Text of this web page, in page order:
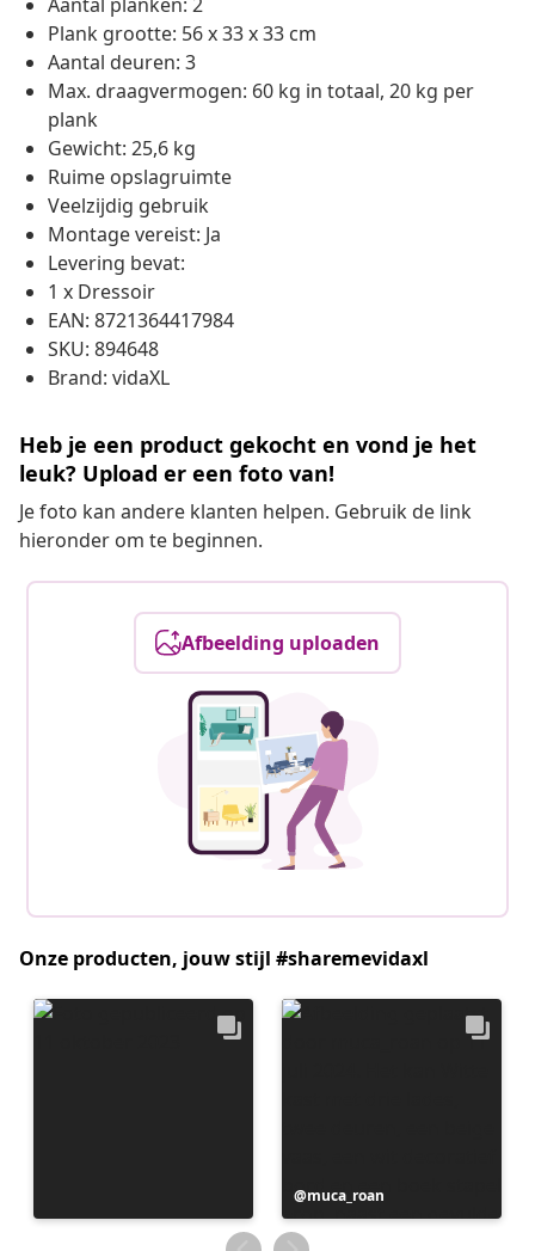
Plank grootte: 56 x 33 x 33 cm
Aantal deuren: 3
Max. draagvermogen: 60 kg in totaal, 20 kg per
plank
Gewicht: 25,6 kg
Ruime opslagruimte
Veelzijdig gebruik
Montage vereist: Ja
Levering bevat:
1 x Dressoir
EAN: 8721364417984
SKU: 894648
Brand: vidaXL
Heb je een product gekocht en vond je het
leuk? Upload er een foto van!
Je foto kan andere klanten helpen. Gebruik de link
hieronder om te beginnen.
Afbeelding uploaden
Onze producten, jouw stijl #sharemevidaxl
Bericht
gepubliceerd
door
muca_roan